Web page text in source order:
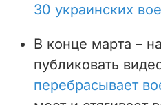
30 украинских
В конце марта –
публиковать
перебрасывает